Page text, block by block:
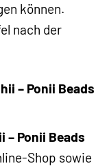
können.
nach der
– Ponii Beads
– Ponii Beads
Shop sowie